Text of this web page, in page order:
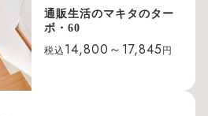
通販生活のマキタのター
ボ・60
税込 14,800～17,845 円